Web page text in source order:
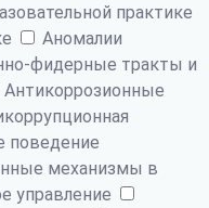
практике
Аномалии
фидерные тракты и
Антикоррозионные
поведение
механизмы в
управление